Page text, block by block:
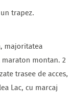
trapez.
majoritatea
montan. 2
trasee de acces,
Lac, cu marcaj